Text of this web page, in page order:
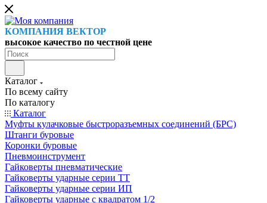
КОМПАНИЯ ВЕКТОР
высокое качество по честной цене
Каталог
По всему сайту
По каталогу
Каталог
Муфты кулачковые быстроразъемных соединений (БРС)
Штанги буровые
Коронки буровые
Пневмоинструмент
Гайковерты пневматические
Гайковерты ударные серии ТТ
Гайковерты ударные серии ИП
Гайковерты ударные с квадратом 1/2